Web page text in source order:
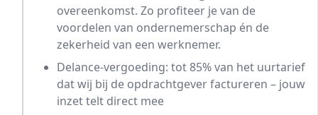
overeenkomst. Zo profiteer je van de
voordelen van ondernemerschap én de
zekerheid van een werknemer.
Delance-vergoeding: tot 85% van het uurtarief
dat wij bij de opdrachtgever factureren – jouw
inzet telt direct mee